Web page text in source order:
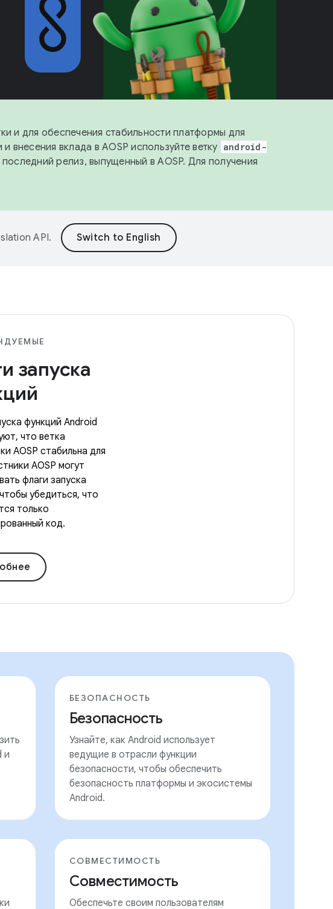
и для обеспечения стабильности платформы для
вклада в AOSP используйте ветку android-
релиз, выпущенный в AOSP. Для получения
API.
запуска
функций Android
что ветка
AOSP стабильна для
AOSP могут
флаги запуска
убедиться, что
только
код.
и
БЕЗОПАСНОСТЬ
Безопасность
Узнайте, как Android использует
ведущие в отрасли функции
безопасности, чтобы обеспечить
безопасность платформы и экосистемы
Android.
СОВМЕСТИМОСТЬ
Совместимость
Обеспечьте своим пользователям